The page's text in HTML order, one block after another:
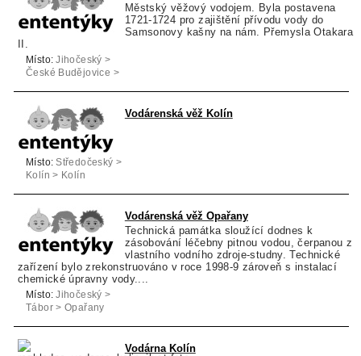
Městský věžový vodojem. Byla postavena
1721-1724 pro zajištění přívodu vody do
Samsonovy kašny na nám. Přemysla Otakara
Místo: Jihočeský >
České Budějovice >
Vodárenská věž Kolín
Místo: Středočeský >
Kolín > Kolín
Vodárenská věž Opařany
Technická památka sloužící dodnes k
zásobování léčebny pitnou vodou, čerpanou z
vlastního vodního zdroje-studny. Technické
zařízení bylo zrekonstruováno v roce 1998-9 zároveň s instalací
chemické úpravny vody....
Místo: Jihočeský >
Tábor > Opařany
Vodárna Kolín